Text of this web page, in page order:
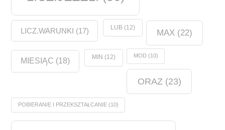
LICZ.WARUNKI (17) LUB(12)
MAX(22)
MIESIĄC (18) MIN (12) MOD(10)
ORAZ (23)
POBIERANIE I PRZEKSZTAŁCANIE(10)